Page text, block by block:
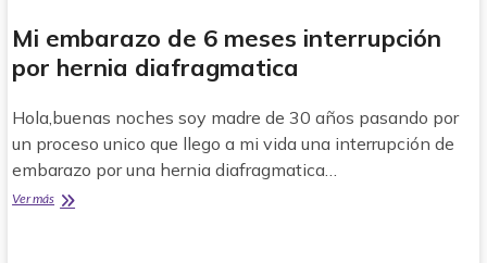
y
vida
ti.
Mi embarazo de 6 meses interrupción
por hernia diafragmatica
Hola,buenas noches soy madre de 30 años pasando por
un proceso unico que llego a mi vida una interrupción de
embarazo por una hernia diafragmatica…
Ver másMi